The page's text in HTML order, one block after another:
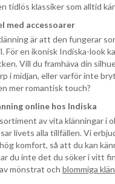
tidlös klassiker som alltid
med accessoarer
är att den fungerar
För en ikonisk Indiska-look
Vill du framhäva din
i midjan, eller varför inte
mer romantisk touch?
online hos Indiska
av vita klänningar i
livets alla tillfällen. Vi
komfort, så att du kan
du inte det du söker i vitt
mönstrat och blommiga